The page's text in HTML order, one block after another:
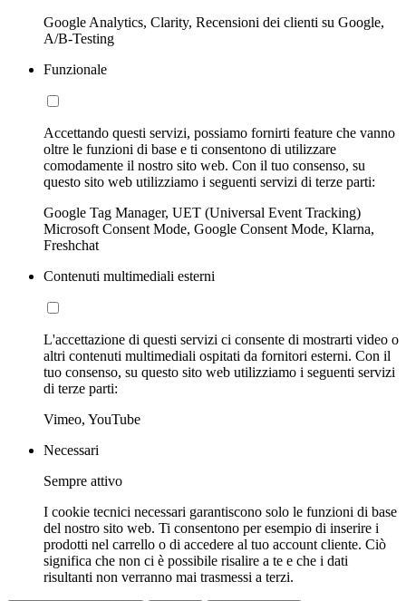
Google Analytics, Clarity, Recensioni dei clienti su Google,
A/B-Testing
Funzionale
Accettando questi servizi, possiamo fornirti feature che vanno
oltre le funzioni di base e ti consentono di utilizzare
comodamente il nostro sito web. Con il tuo consenso, su
questo sito web utilizziamo i seguenti servizi di terze parti:
Google Tag Manager, UET (Universal Event Tracking)
Microsoft Consent Mode, Google Consent Mode, Klarna,
Freshchat
Contenuti multimediali esterni
L'accettazione di questi servizi ci consente di mostrarti video o
altri contenuti multimediali ospitati da fornitori esterni. Con il
tuo consenso, su questo sito web utilizziamo i seguenti servizi
di terze parti:
Vimeo, YouTube
Necessari
Sempre attivo
I cookie tecnici necessari garantiscono solo le funzioni di base
del nostro sito web. Ti consentono per esempio di inserire i
prodotti nel carrello o di accedere al tuo account cliente. Ciò
significa che non ci è possibile risalire a te e che i dati
risultanti non verranno mai trasmessi a terzi.